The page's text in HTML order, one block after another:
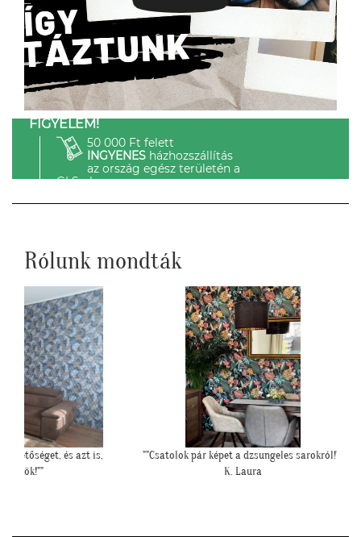
FIGYELEM!
50 000 Ft felett
INGYENESházhozszállítás
az ország egész területén a
GLS-el.
Rólunk mondták
azt is,
""Csatolok pár képet a dzsungeles sarokról!""